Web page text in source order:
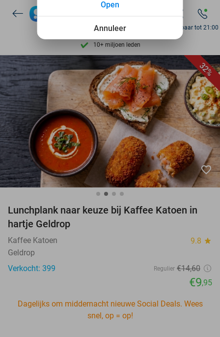
7 dagen per week beschikbaar
10+ miljoen leden
9,4 op basis van
Ontdek 15.000+ deals
7 dagen per week beschikbaar
10+ miljoen leden
Bereikbaar tot 21:00
32%
favorite_border
Lunchplank naar keuze bij Kaffee Katoen in
hartje Geldrop
Kaffee Katoen 9.8 star
Geldrop
Verkocht: 399
Regulier €14,60
€9,95
Dagelijks om middernacht nieuwe Social Deals. Wees
snel, op = op!
Annuleer
Open